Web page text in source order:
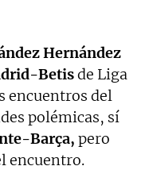
Hernández
Betisde Liga
encuentros del
polémicas, sí
Barça, pero
encuentro.